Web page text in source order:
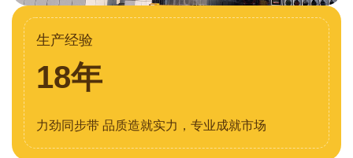
生产经验
18年
力劲同步带 品质造就实力，专业成就市场